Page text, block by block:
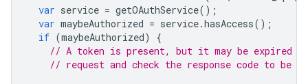
var service = getOAuthService();
var maybeAuthorized = service.hasAccess();
if (maybeAuthorized)
{
// A token is present, but it may be expired
// request and check the response code to be